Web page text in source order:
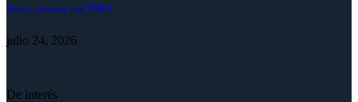
Nuevo convenio con VYRA
julio 24, 2026
De interés